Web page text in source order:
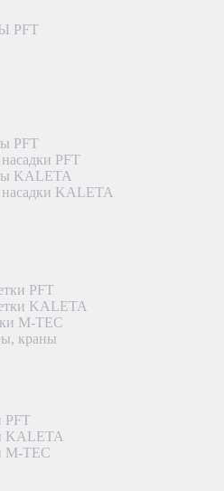
PFT
PFT
PFT
KALETA
KALETA
PFT
KALETA
M-TEC
краны
PFT
KALETA
M-TEC